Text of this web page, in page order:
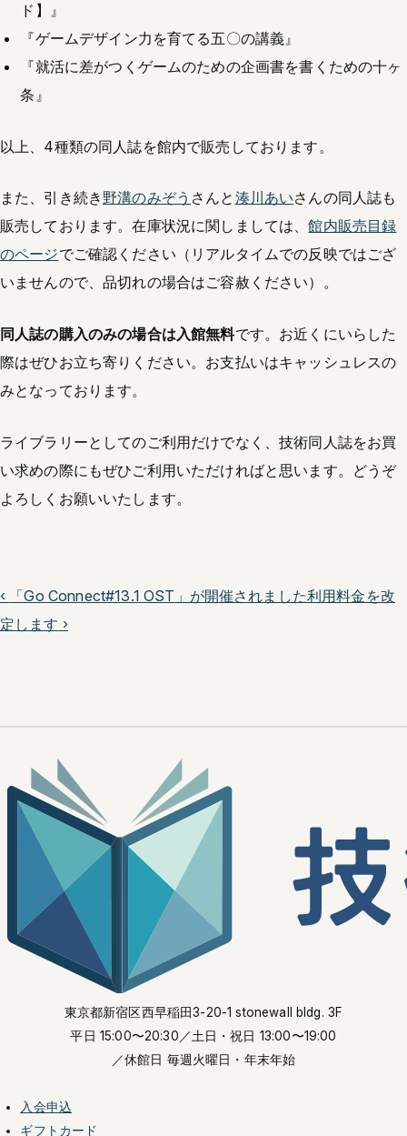
ド】』
『ゲームデザイン力を育てる五〇の講義』
『就活に差がつくゲームのための企画書を書くための十ヶ
条』
以上、4種類の同人誌を館内で販売しております。
また、引き続き野溝のみぞう さんと 湊川あいさんの同人誌も
販売しております。在庫状況に関しましては、館内販売目録
のページでご確認ください（リアルタイムでの反映ではござ
いませんので、品切れの場合はご容赦ください）。
同人誌の購入のみの場合は入館無料です。お近くにいらした
際はぜひお立ち寄りください。お支払いはキャッシュレスの
みとなっております。
ライブラリーとしてのご利用だけでなく、技術同人誌をお買
い求めの際にもぜひご利用いただければと思います。どうぞ
よろしくお願いいたします。
‹ 「Go Connect#13.1 OST」が開催されました利用料金を改
定します ›
東京都新宿区西早稲田3-20-1 stonewall bldg. 3F
平日 15:00〜20:30 ／土日・祝日 13:00〜19:00
／休館日 毎週火曜日・年末年始
入会申込
ギフトカード